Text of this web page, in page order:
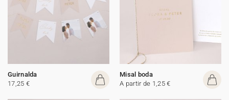
Guirnalda
17,25 €
Misal boda
A partir de 1,25 €